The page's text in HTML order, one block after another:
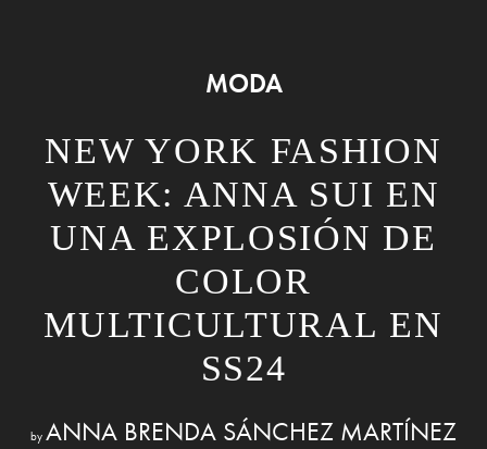
MODA
NEW YORK FASHION
WEEK: ANNA SUI EN
UNA EXPLOSIÓN DE
COLOR
MULTICULTURAL EN
SS24
by ANNA BRENDA SÁNCHEZ MARTÍNEZ